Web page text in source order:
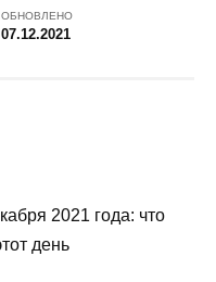
ОБНОВЛЕНО
07.12.2021